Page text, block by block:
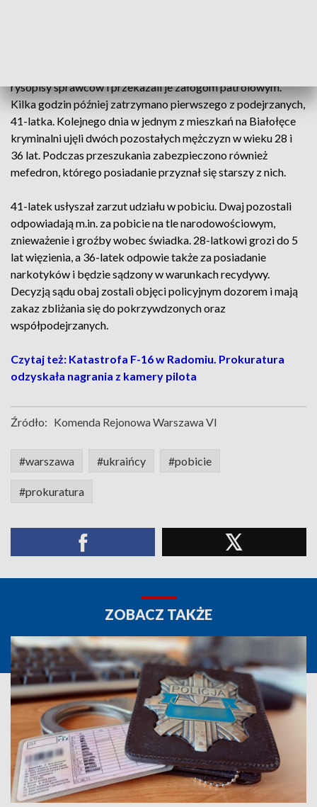
rysopisy sprawców i przekazali je załogom patrolowym.
Kilka godzin później zatrzymano pierwszego z podejrzanych,
41-latka. Kolejnego dnia w jednym z mieszkań na Białołęce
kryminalni ujęli dwóch pozostałych mężczyzn w wieku 28 i
36 lat. Podczas przeszukania zabezpieczono również
mefedron, którego posiadanie przyznał się starszy z nich.
41-latek usłyszał zarzut udziału w pobiciu. Dwaj pozostali
odpowiadają m.in. za pobicie na tle narodowościowym,
znieważenie i groźby wobec świadka. 28-latkowi grozi do 5
lat więzienia, a 36-latek odpowie także za posiadanie
narkotyków i będzie sądzony w warunkach recydywy.
Decyzją sądu obaj zostali objęci policyjnym dozorem i mają
zakaz zbliżania się do pokrzywdzonych oraz
współpodejrzanych.
Czytaj też: Katastrofa F-16 w Radomiu. Prokuratura
odzyskała nagrania z kamery pilota
Źródło: Komenda Rejonowa Warszawa VI
#warszawa #ukraińcy #pobicie
#prokuratura
ZOBACZ TAKŻE